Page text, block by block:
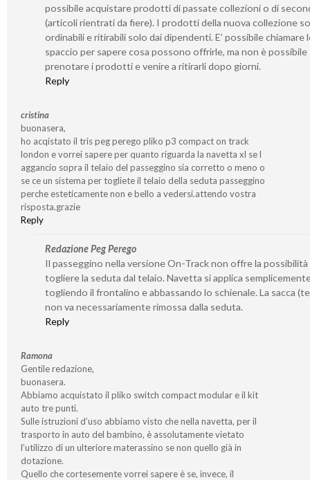
possibile acquistare prodotti di passate collezioni o di
(articoli rientrati da fiere). I prodotti della nuova collezione
ordinabili e ritirabili solo dai dipendenti. E’ possibile chiamare
spaccio per sapere cosa possono offrirle, ma non è possibile
prenotare i prodotti e venire a ritirarli dopo giorni.
Reply
cristina
buonasera,
ho acqistato il tris peg perego pliko p3 compact on track
london e vorrei sapere per quanto riguarda la navetta xl se l
aggancio sopra il telaio del passeggino sia corretto o meno o
se ce un sistema per togliete il telaio della seduta passeggino
perche esteticamente non e bello a vedersi.attendo vostra
risposta.grazie
Reply
Redazione Peg Perego
Il passeggino nella versione On-Track non offre la possibilità
togliere la seduta dal telaio. Navetta si applica
togliendo il frontalino e abbassando lo schienale. La sacca
non va necessariamente rimossa dalla seduta.
Reply
Ramona
Gentile redazione,
buonasera.
Abbiamo acquistato il pliko switch compact modular e il kit
auto tre punti.
Sulle istruzioni d’uso abbiamo visto che nella navetta, per il
trasporto in auto del bambino, è assolutamente vietato
l’utilizzo di un ulteriore materassino se non quello già in
dotazione.
Quello che cortesemente vorrei sapere è se, invece, il